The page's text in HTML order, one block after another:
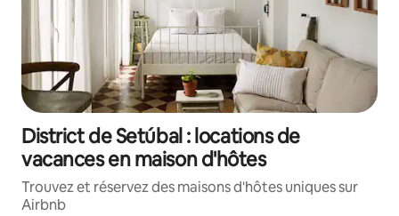
District de Setúbal : locations de
vacances en maison d'hôtes
Trouvez et réservez des maisons d'hôtes uniques sur
Airbnb